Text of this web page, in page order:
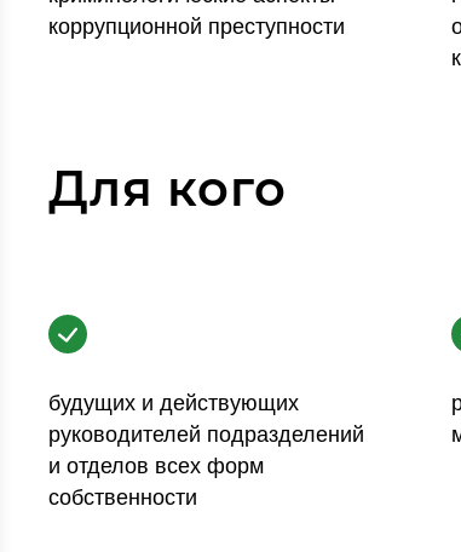
коррупционной преступности
Для кого
будущих и действующих
руководителей подразделений
и отделов всех форм
собственности